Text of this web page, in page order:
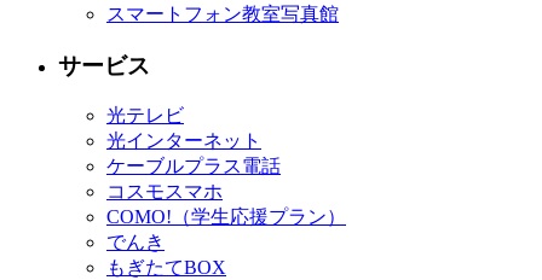
スマートフォン教室写真館
サービス
光テレビ
光インターネット
ケーブルプラス電話
コスモスマホ
COMO!（学生応援プラン）
でんき
もぎたてBOX